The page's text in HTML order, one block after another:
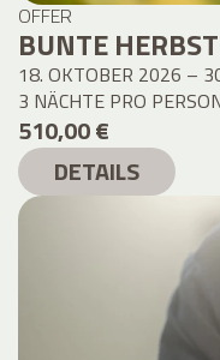
OFFER
BUNTE
18. OKTOBER 2026 –
3 NÄCHTE PRO
510,00 €
DETAILS